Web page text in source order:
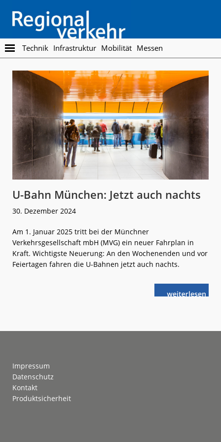
main
content
footer
Regionalverkehr
Die
Fachzeitschrift
den
Öffentlichen
Personennahverkehr
Technik Infrastruktur Mobilität Messen
U-Bahn München: Jetzt auch nachts
30. Dezember 2024
Am 1. Januar 2025 tritt bei der Münchner
Verkehrsgesellschaft mbH (MVG) ein neuer Fahrplan in
Kraft. Wichtigste Neuerung: An den Wochenenden und vor
Feiertagen fahren die U-Bahnen jetzt auch nachts.
weiterlese
nU-
Impressum
Datenschutz
Kontakt
Produktsicherheit